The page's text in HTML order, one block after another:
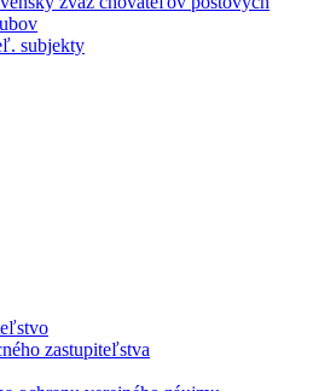
subjekty
zastupiteľstva